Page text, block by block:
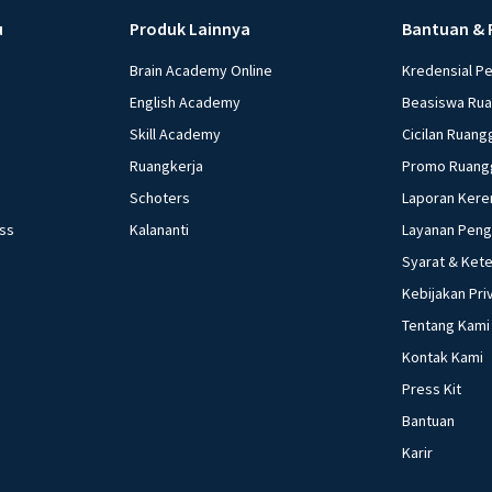
Jadi,
suhu,
Beri
Produk Lainnya
Brain Academy Online
English Academy
Skill Academy
Ruangkerja
Schoters
Kalananti
Bantuan &
Kredensial
Beasiswa
Cicilan
Promo
Laporan
Layanan
Syarat &
Kebijakan
Tentang Kami
Kontak Kami
Press Kit
Bantuan
Karir